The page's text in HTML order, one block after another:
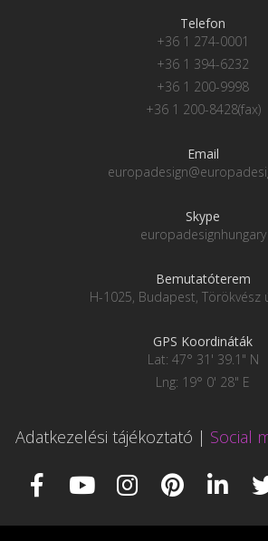
Telefon
+36 1 274-0001
+36 1 394-6232
+36 1 200-9998
+36 1 200-8428(fax)
Email
Skype
europadesignhungary
Bemutatóterem
H-1025, Budapest, Törökvész
GPS Koordináták
Lat: 47° 31' 39.1" N
Lng: 19° 0' 28" E
Adatkezelési tájékoztató | Social